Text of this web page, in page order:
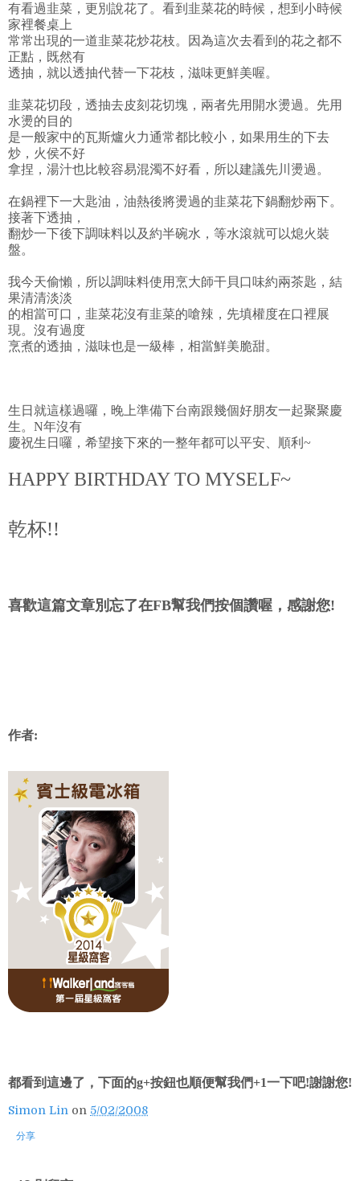
有看過韭菜，更別說花了。看到韭菜花的時候，想到小時候
家裡餐桌上
常常出現的一道韭菜花炒花枝。因為這次去看到的花之都不
正點，既然有
透抽，就以透抽代替一下花枝，滋味更鮮美喔。
韭菜花切段，透抽去皮刻花切塊，兩者先用開水燙過。先用
水燙的目的
是一般家中的瓦斯爐火力通常都比較小，如果用生的下去
炒，火侯不好
拿捏，湯汁也比較容易混濁不好看，所以建議先川燙過。
在鍋裡下一大匙油，油熱後將燙過的韭菜花下鍋翻炒兩下。
接著下透抽，
翻炒一下後下調味料以及約半碗水，等水滾就可以熄火裝
盤。
我今天偷懶，所以調味料使用烹大師干貝口味約兩茶匙，結
果清清淡淡
的相當可口，韭菜花沒有韭菜的嗆辣，先填權度在口裡展
現。沒有過度
烹煮的透抽，滋味也是一級棒，相當鮮美脆甜。
生日就這樣過囉，晚上準備下台南跟幾個好朋友一起聚聚慶
生。N年沒有
慶祝生日囉，希望接下來的一整年都可以平安、順利~
HAPPY BIRTHDAY TO MYSELF~
乾杯!!
喜歡這篇文章別忘了在FB幫我們按個讚喔，感謝您!
作者:
都看到這邊了，下面的g+按鈕也順便幫我們+1一下吧!謝謝您!
Simon Lin on 5/02/2008
分享